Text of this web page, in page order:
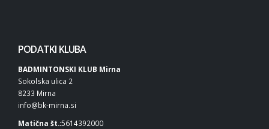
PODATKI KLUBA
BADMINTONSKI KLUB Mirna
Sokolska ulica 2
8233 Mirna
info@bk-mirna.si
Matična št.:5614392000